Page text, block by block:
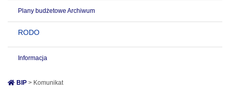
Plany budżetowe Archiwum
RODO
Informacja
BIP > Komunikat